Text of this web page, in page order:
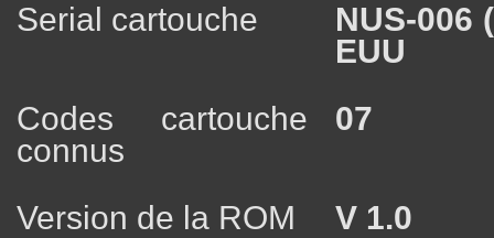
Serial cartouche
NUS-006
EUU
Codes cartouche
connus
07
Version de la ROM
V 1.0